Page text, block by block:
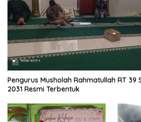
Pengurus Musholah Rahmatullah RT 39
2031 Resmi Terbentuk